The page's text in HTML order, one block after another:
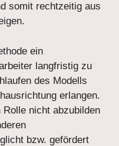
somit rechtzeitig aus
ein
langfristig zu
des Modells
erlangen.
nicht abzubilden
bzw. gefördert